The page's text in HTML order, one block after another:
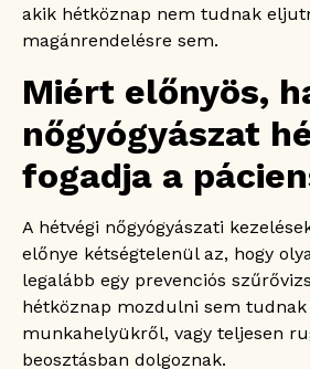
Hüvelyváladék jellegének
Szeméremtest
Hormonális problémák
Emlőhöz kapcsolódó
Ne várjuk meg a tünetek
Milyen nőgyógyászati
nem ajánlott várni hétvégén?
Erős alhasi fájdalom
Erős hüvelyi vérzés
Terhesség alatti vérzés
Magas láz nőgyógyászati
Magas láz
váladékkal
akik hétköznap nem tudnak
magánrendelésre sem.
Miért előnyös,
nőgyógyászat
fogadja a
A hétvégi nőgyógyászati
előnye kétségtelenül az, hogy
legalább egy prevenciós
hétköznap mozdulni sem tudnak
munkahelyükről, vagy teljesen
beosztásban dolgoznak.